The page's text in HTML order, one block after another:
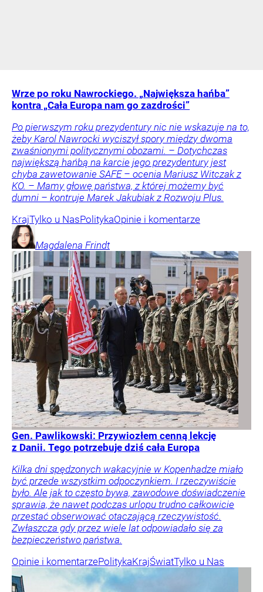
Wrze po roku Nawrockiego. „Największa hańba”
kontra „Cała Europa nam go zazdrości”
Po pierwszym roku prezydentury nic nie wskazuje na to,
żeby Karol Nawrocki wyciszył spory między dwoma
zwaśnionymi politycznymi obozami. – Dotychczas
największą hańbą na karcie jego prezydentury jest
chyba zawetowanie SAFE – ocenia Mariusz Witczak z
KO. – Mamy głowę państwa, z której możemy być
dumni – kontruje Marek Jakubiak z Rozwoju Plus.
KrajTylko u NasPolitykaOpinie i komentarze
Magdalena Frindt
Gen. Pawlikowski: Przywiozłem cenną lekcję
z Danii. Tego potrzebuje dziś cała Europa
Kilka dni spędzonych wakacyjnie w Kopenhadze miało
być przede wszystkim odpoczynkiem. I rzeczywiście
było. Ale jak to często bywa, zawodowe doświadczenie
sprawia, że nawet podczas urlopu trudno całkowicie
przestać obserwować otaczającą rzeczywistość.
Zwłaszcza gdy przez wiele lat odpowiadało się za
bezpieczeństwo państwa.
Opinie i komentarzePolitykaKrajŚwiatTylko u Nas